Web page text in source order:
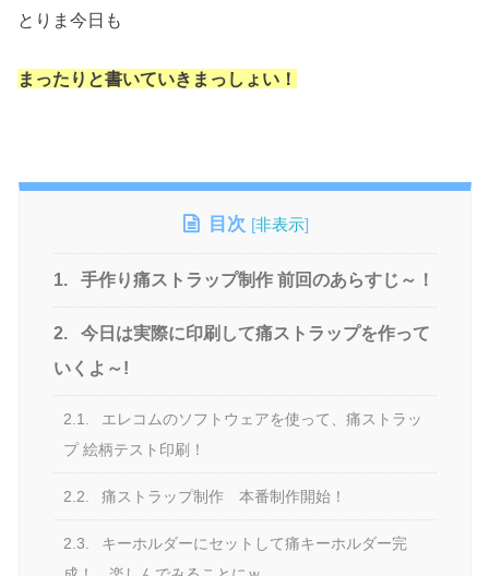
とりま今日も
まったりと書いていきまっしょい！
目次 [非表示]
1. 手作り痛ストラップ制作 前回のあらすじ～！
2.
今日は実際に印刷して痛ストラップを作って
いくよ～!
2.1.
エレコムのソフトウェアを使って、痛ストラッ
プ 絵柄テスト印刷！
2.2. 痛ストラップ制作 本番制作開始！
2.3.
キーホルダーにセットして痛キーホルダー完